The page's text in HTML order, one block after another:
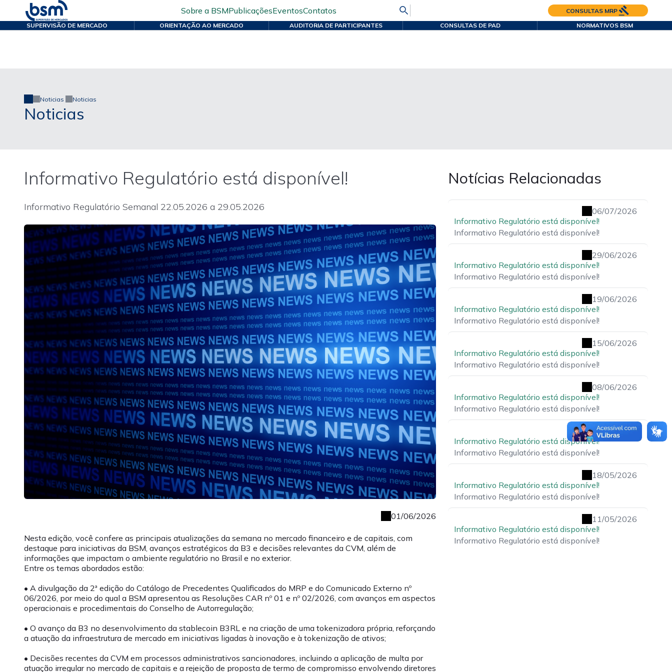
Sobre a BSMPublicaçõesEventosContatos
CONSULTAS MRP
SUPERVISÃO DE MERCADO
ORIENTAÇÃO AO MERCADO AUDITORIA DE PARTICIPANTES CONSULTAS DE PAD NORMATIVOS BSM
Noticias Noticias
Noticias
Informativo Regulatório está disponível!
Informativo Regulatório Semanal 22.05.2026 a 29.05.2026
01/06/2026
Nesta edição, você confere as principais atualizações da semana no mercado financeiro e de capitais, com
destaque para iniciativas da BSM, avanços estratégicos da B3 e decisões relevantes da CVM, além de
informações que impactam o ambiente regulatório no Brasil e no exterior.
Entre os temas abordados estão:
• A divulgação da 2ª edição do Catálogo de Precedentes Qualificados do MRP e do Comunicado Externo nº
06/2026, por meio do qual a BSM apresentou as Resoluções CAR nº 01 e nº 02/2026, com avanços em aspectos
operacionais e procedimentais do Conselho de Autorregulação;
• O avanço da B3 no desenvolvimento da stablecoin B3RL e na criação de uma tokenizadora própria, reforçando
a atuação da infraestrutura de mercado em iniciativas ligadas à inovação e à tokenização de ativos;
• Decisões recentes da CVM em processos administrativos sancionadores, incluindo a aplicação de multa por
atuação irregular no mercado de capitais e a rejeição de proposta de termo de compromisso envolvendo diretores
Notícias Relacionadas
06/07/2026
Informativo Regulatório está disponível!
Informativo Regulatório está disponível!
29/06/2026
Informativo Regulatório está disponível!
Informativo Regulatório está disponível!
19/06/2026
Informativo Regulatório está disponível!
Informativo Regulatório está disponível!
15/06/2026
Informativo Regulatório está disponível!
Informativo Regulatório está disponível!
08/06/2026
Informativo Regulatório está disponível!
Informativo Regulatório está disponível!
25/05/2026
Informativo Regulatório está disponível!
Informativo Regulatório está disponível!
18/05/2026
Informativo Regulatório está disponível!
Informativo Regulatório está disponível!
11/05/2026
Informativo Regulatório está disponível!
Informativo Regulatório está disponível!